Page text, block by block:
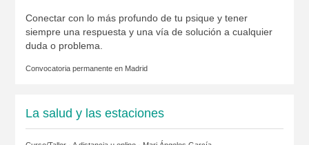
Conectar con lo más profundo de tu psique y tener
siempre una respuesta y una vía de solución a cualquier
duda o problema.
Convocatoria permanente en Madrid
La salud y las estaciones